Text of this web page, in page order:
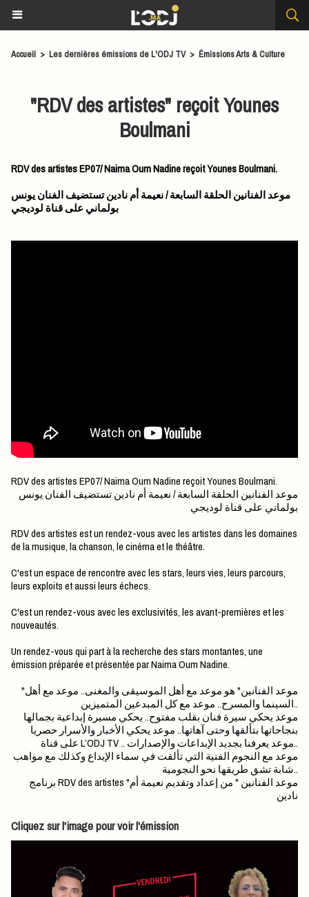
Accueil > Les dernières émissions de L'ODJ TV > Émissions Arts & Culture
"RDV des artistes" reçoit Younes
Boulmani
RDV des artistes EP07/ Naima Oum Nadine reçoit Younes Boulmani.
موعد الفنانين الحلقة السابعة / نعيمة أم نادين تستضيف الفنان يونس
بولماني على قناة لوديجي
RDV des artistes EP07/ Naima Oum Nadine reçoit Younes Boulmani.
موعد الفنانين الحلقة السابعة / نعيمة أم نادين تستضيف الفنان يونس
بولماني على قناة لوديجي
RDV des artistes est un rendez-vous avec les artistes dans les domaines
de la musique, la chanson, le cinéma et le théâtre.
C'est un espace de rencontre avec les stars, leurs vies, leurs parcours,
leurs exploits et aussi leurs échecs.
C'est un rendez-vous avec les exclusivités, les avant-premières et les
nouveautés.
Un rendez-vous qui part à la recherche des stars montantes, une
émission préparée et présentée par Naima Oum Nadine.
"موعد الفنانين" هو موعد مع أهل الموسيقى والمغنى.. موعد مع أهل
السينما والمسرح.. موعد مع كل المبدعين المتميزين..
موعد يحكي سيرة فنان بقلب مفتوح.. يحكي مسيرة إبداعية بجمالها
بنجاحاتها بتألقها وحتى آهاتها.. موعد يحكي الأخبار والأسرار حصريا
على قناة L’ODJ TV .. موعد يعرفنا بجديد الإبداعات والإصدارات..
موعد مع النجوم الفنية التي تألقت في سماء الإبداع وكذلك مع مواهب
شابة تشق طريقها نحو النجومية..
برنامج RDV des artistes "موعد الفنانين " من إعداد وتقديم نعيمة أم
نادين
Cliquez sur l'image pour voir l'émission